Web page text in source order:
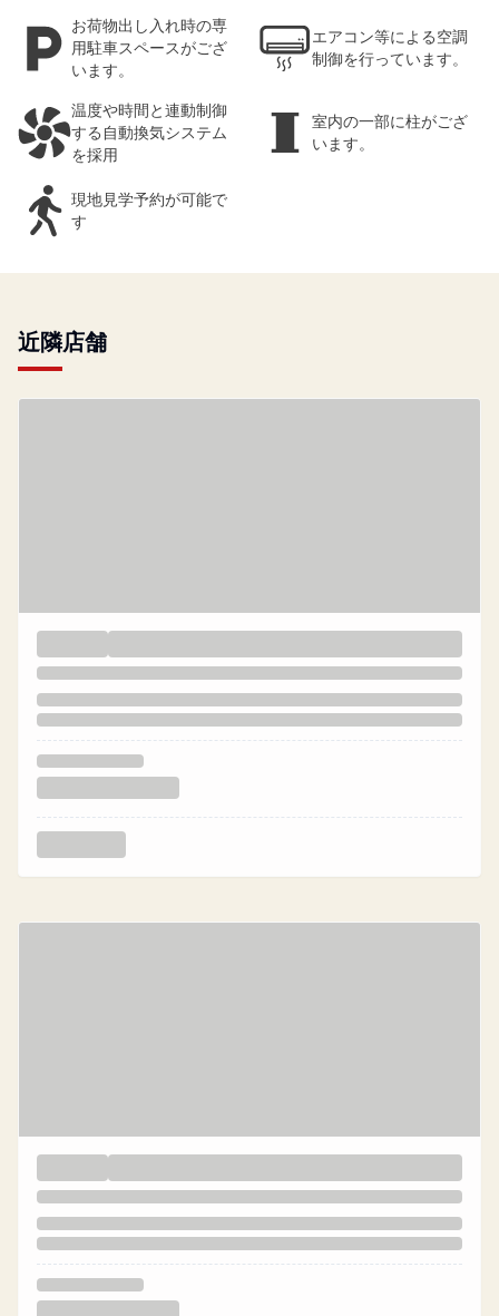
お荷物出し入れ時の専
用駐車スペースがござ
います。
エアコン等による空調
制御を行っています。
温度や時間と連動制御
する自動換気システム
を採用
室内の一部に柱がござ
います。
現地見学予約が可能で
す
近隣店舗